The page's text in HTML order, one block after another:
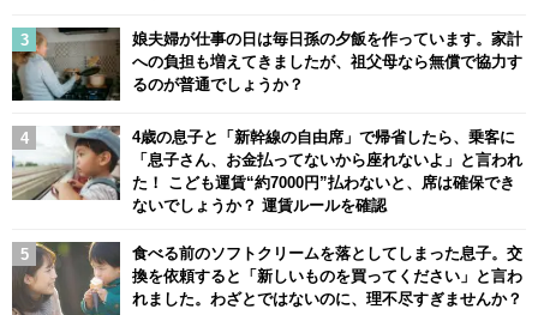
娘夫婦が仕事の日は毎日孫の夕飯を作っています。家計
への負担も増えてきましたが、祖父母なら無償で協力す
るのが普通でしょうか？
4歳の息子と「新幹線の自由席」で帰省したら、乗客に
「息子さん、お金払ってないから座れないよ」と言われ
た！ こども運賃“約7000円”払わないと、席は確保でき
ないでしょうか？ 運賃ルールを確認
食べる前のソフトクリームを落としてしまった息子。交
換を依頼すると「新しいものを買ってください」と言わ
れました。わざとではないのに、理不尽すぎませんか？